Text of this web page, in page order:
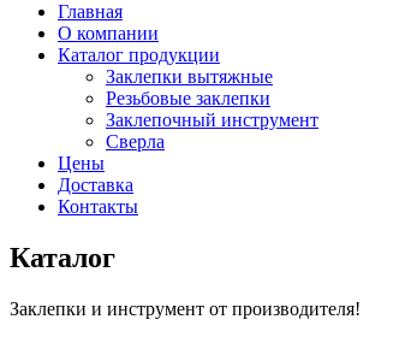
Главная
О компании
Каталог продукции
Заклепки вытяжные
Резьбовые заклепки
Заклепочный инструмент
Сверла
Цены
Доставка
Контакты
Каталог
Заклепки и инструмент от производителя!